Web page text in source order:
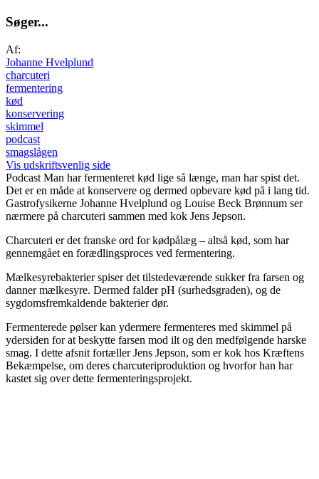
Søger...
Af:
Johanne Hvelplund
charcuteri
fermentering
kød
konservering
skimmel
podcast
smagslågen
Vis udskriftsvenlig side
Podcast Man har fermenteret kød lige så længe, man har spist det.
Det er en måde at konservere og dermed opbevare kød på i lang tid.
Gastrofysikerne Johanne Hvelplund og Louise Beck Brønnum ser
nærmere på charcuteri sammen med kok Jens Jepson.
Charcuteri er det franske ord for kødpålæg – altså kød, som har
gennemgået en forædlingsproces ved fermentering.
Mælkesyrebakterier spiser det tilstedeværende sukker fra farsen og
danner mælkesyre. Dermed falder pH (surhedsgraden), og de
sygdomsfremkaldende bakterier dør.
Fermenterede pølser kan ydermere fermenteres med skimmel på
ydersiden for at beskytte farsen mod ilt og den medfølgende harske
smag. I dette afsnit fortæller Jens Jepson, som er kok hos Kræftens
Bekæmpelse, om deres charcuteriproduktion og hvorfor han har
kastet sig over dette fermenteringsprojekt.